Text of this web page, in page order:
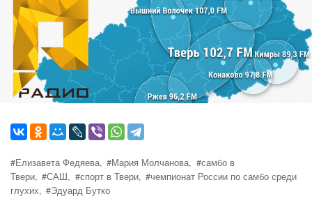
#Елизавета Федяева, #Мария Молчанова, #самбо в
Твери, #САШ, #спорт в Твери, #чемпионат России по самбо среди
глухих, #Эдуард Бутко